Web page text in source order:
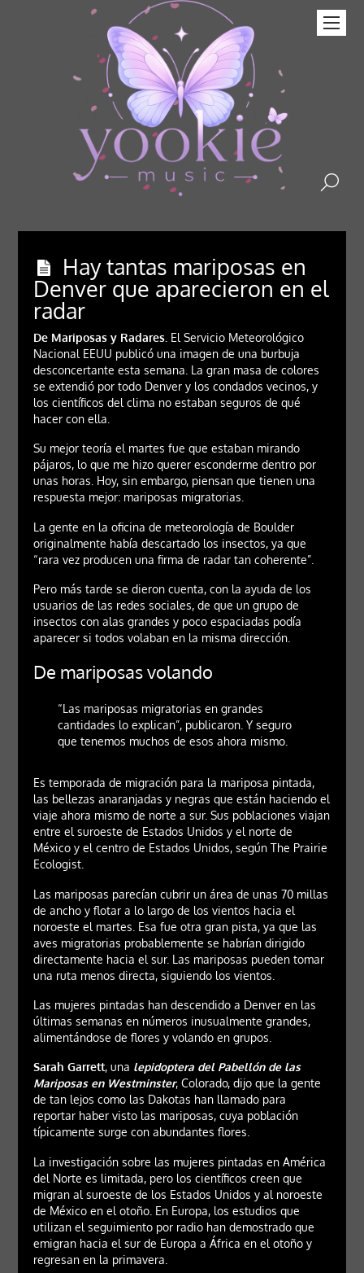
Hay tantas mariposas en
Denver que aparecieron en el
radar
De Mariposas y Radares. El Servicio Meteorológico
Nacional EEUU publicó una imagen de una burbuja
desconcertante esta semana. La gran masa de colores
se extendió por todo Denver y los condados vecinos, y
los científicos del clima no estaban seguros de qué
hacer con ella.
Su mejor teoría el martes fue que estaban mirando
pájaros, lo que me hizo querer esconderme dentro por
unas horas. Hoy, sin embargo, piensan que tienen una
respuesta mejor: mariposas migratorias.
La gente en la oficina de meteorología de Boulder
originalmente había descartado los insectos, ya que
“rara vez producen una firma de radar tan coherente”.
Pero más tarde se dieron cuenta, con la ayuda de los
usuarios de las redes sociales, de que un grupo de
insectos con alas grandes y poco espaciadas podía
aparecer si todos volaban en la misma dirección.
De mariposas volando
“Las mariposas migratorias en grandes
cantidades lo explican”, publicaron. Y seguro
que tenemos muchos de esos ahora mismo.
Es temporada de migración para la mariposa pintada,
las bellezas anaranjadas y negras que están haciendo el
viaje ahora mismo de norte a sur. Sus poblaciones viajan
entre el suroeste de Estados Unidos y el norte de
México y el centro de Estados Unidos, según The Prairie
Ecologist.
Las mariposas parecían cubrir un área de unas 70 millas
de ancho y flotar a lo largo de los vientos hacia el
noroeste el martes. Esa fue otra gran pista, ya que las
aves migratorias probablemente se habrían dirigido
directamente hacia el sur. Las mariposas pueden tomar
una ruta menos directa, siguiendo los vientos.
Las mujeres pintadas han descendido a Denver en las
últimas semanas en números inusualmente grandes,
alimentándose de flores y volando en grupos.
Sarah Garrett, una lepidoptera del Pabellón de las
Mariposas en Westminster, Colorado, dijo que la gente
de tan lejos como las Dakotas han llamado para
reportar haber visto las mariposas, cuya población
típicamente surge con abundantes flores.
La investigación sobre las mujeres pintadas en América
del Norte es limitada, pero los científicos creen que
migran al suroeste de los Estados Unidos y al noroeste
de México en el otoño. En Europa, los estudios que
utilizan el seguimiento por radio han demostrado que
emigran hacia el sur de Europa a África en el otoño y
regresan en la primavera.